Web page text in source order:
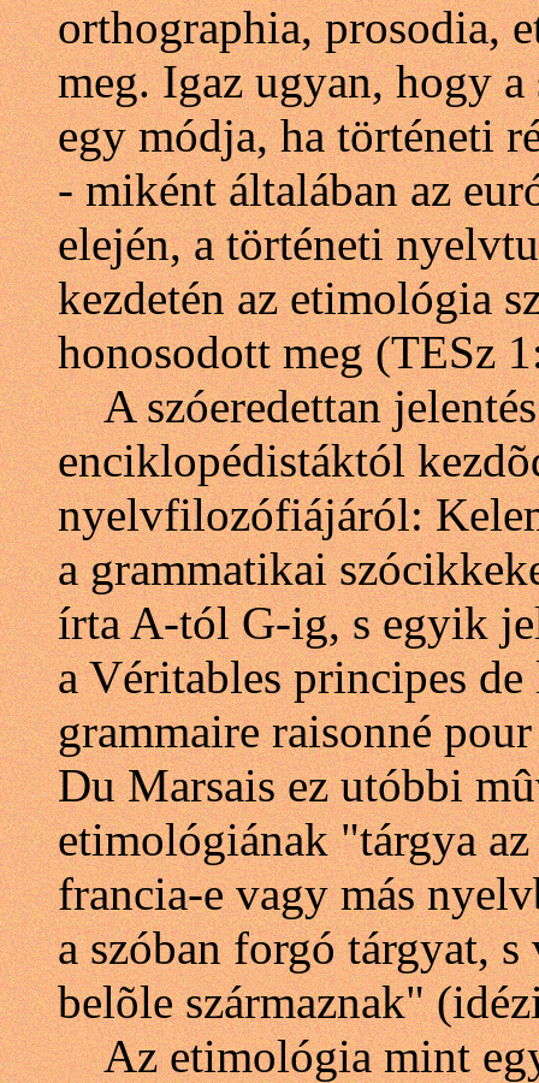
orthographia, prosodia,
meg. Igaz ugyan, hogy a
egy módja, ha történeti
- miként általában az
elején, a történeti
kezdetén az etimológia
honosodott meg (TESz
A szóeredettan
enciklopédistáktól
nyelvfilozófiájáról:
a grammatikai
írta A-tól G-ig, s egyik
a Véritables principes
grammaire raisonné
Du Marsais ez utóbbi
etimológiának "tárgya
francia-e vagy más
a szóban forgó tárgyat,
belõle származnak"
Az etimológia mint